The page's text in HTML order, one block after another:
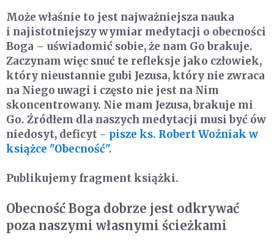
Może właśnie to jest najważniejsza nauka
i najistotniejszy wymiar medytacji o obecności
Boga – uświadomić sobie, że nam Go brakuje.
Zaczynam więc snuć te refleksje jako człowiek,
który nieustannie gubi Jezusa, który nie zwraca
na Niego uwagi i często nie jest na Nim
skoncentrowany. Nie mam Jezusa, brakuje mi
Go. Źródłem dla naszych medytacji musi być ów
niedosyt, deficyt - pisze ks. Robert Woźniak w
książce "Obecność".
Publikujemy fragment książki.
Obecność Boga dobrze jest odkrywać
poza naszymi własnymi ścieżkami